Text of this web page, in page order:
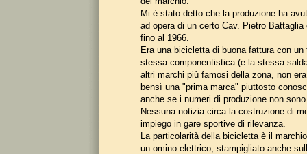
Mi è stato detto che la produzione ha
ad opera di un certo Cav. Pietro Battaglia
fino al 1966.
Era una bicicletta di buona fattura con
stessa componentistica (e la stessa
altri marchi più famosi della zona, non
bensì una "prima marca" piuttosto
anche se i numeri di produzione non
Nessuna notizia circa la costruzione di
impiego in gare sportive di rilevanza.
La particolarità della bicicletta è il
un omino elettrico, stampigliato anche